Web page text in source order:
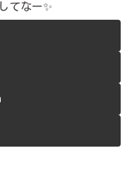
てなー✨